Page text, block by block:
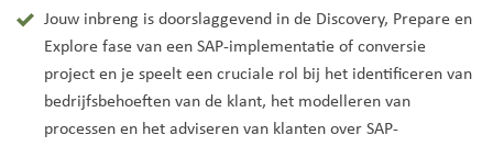
Jouw inbreng is doorslaggevend in de Discovery, Prepare en
Explore fase van een SAP-implementatie of conversie
project en je speelt een cruciale rol bij het identificeren van
bedrijfsbehoeften van de klant, het modelleren van
processen en het adviseren van klanten over SAP-